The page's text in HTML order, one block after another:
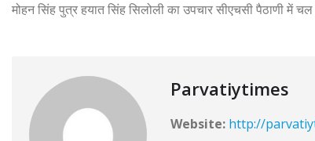
मोहन सिंह पुत्र हयात सिंह सिलोली का उपचार सीएचसी पैठाणी में
Parvatiytimes
Website: http://